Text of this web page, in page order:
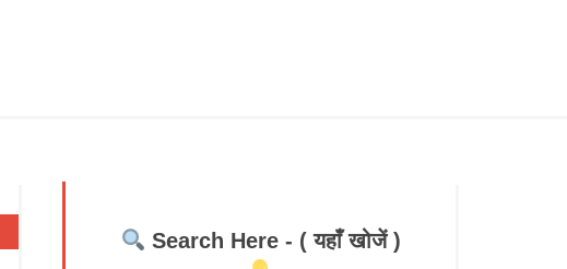
Search Here - ( यहाँ खोजें )